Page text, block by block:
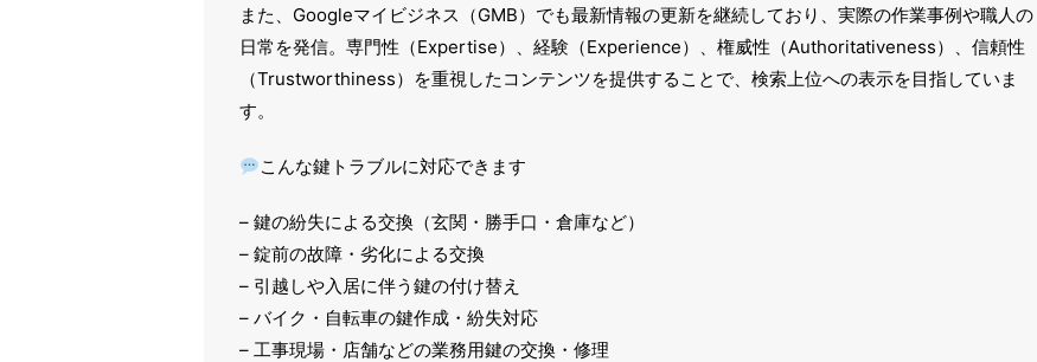
また、Googleマイビジネス（GMB）でも最新情報の更新を継続しており、実際の作業事例や職人の
日常を発信。専門性（Expertise）、経験（Experience）、権威性（Authoritativeness）、信頼性
（Trustworthiness）を重視したコンテンツを提供することで、検索上位への表示を目指していま
す。
こんな鍵トラブルに対応できます
– 鍵の紛失による交換（玄関・勝手口・倉庫など）
– 錠前の故障・劣化による交換
– 引越しや入居に伴う鍵の付け替え
– バイク・自転車の鍵作成・紛失対応
– 工事現場・店舗などの業務用鍵の交換・修理